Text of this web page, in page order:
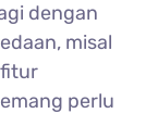
dengan
misal
fitur
perlu